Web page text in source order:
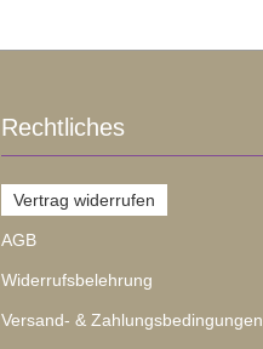
Rechtliches
Vertrag widerrufen
AGB
Widerrufsbelehrung
Versand- & Zahlungsbedingungen